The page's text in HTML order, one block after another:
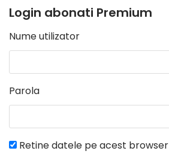
Login abonati Premium
Nume utilizator
Parola
Retine datele pe acest browser